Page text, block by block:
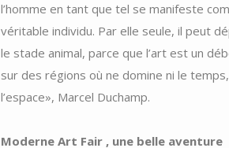
l’homme en tant que tel se manifeste
véritable individu. Par elle seule, il peut
le stade animal, parce que l’art est un
sur des régions où ne domine ni le
l’espace», Marcel Duchamp.
Moderne Art Fair , une belle aventure